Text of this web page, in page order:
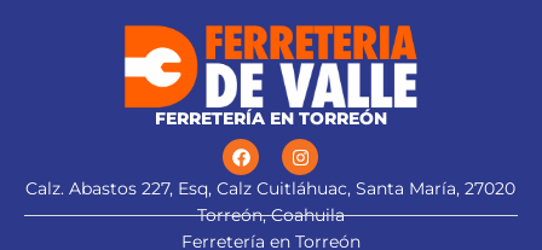
trapezoidal para cortes limpios
FERRETERÍA EN TORREÓN
Calz. Abastos 227, Esq, Calz Cuitláhuac, Santa María, 27020
Torreón, Coahuila
Ferretería en Torreón